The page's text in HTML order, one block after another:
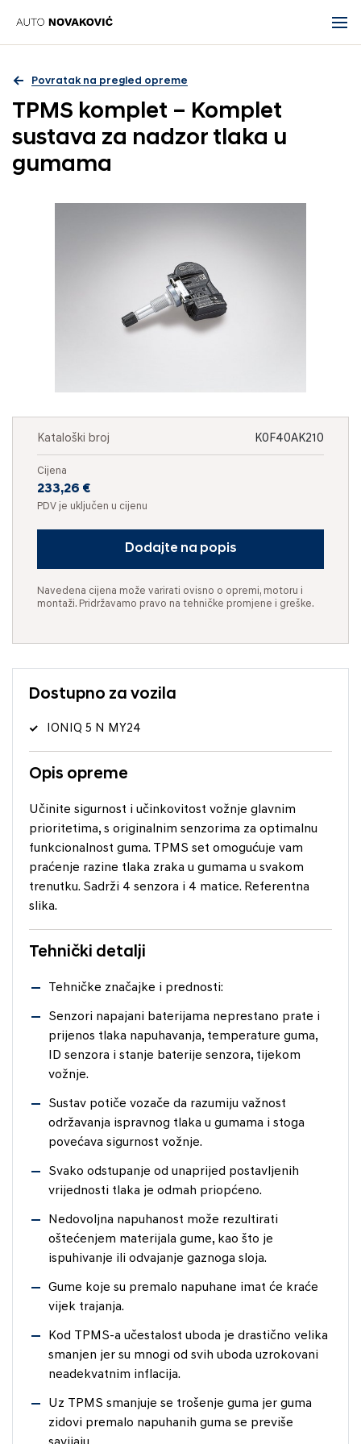
Povratak na pregled opreme
TPMS komplet – Komplet
sustava za nadzor tlaka u
gumama
Kataloški broj K0F40AK210
Cijena
233,26 €
PDV je uključen u cijenu
Dodajte na popis
Navedena cijena može varirati ovisno o opremi, motoru i
montaži. Pridržavamo pravo na tehničke promjene i greške.
Dostupno za vozila
IONIQ 5 N MY24
Opis opreme
Učinite sigurnost i učinkovitost vožnje glavnim
prioritetima, s originalnim senzorima za optimalnu
funkcionalnost guma. TPMS set omogućuje vam
praćenje razine tlaka zraka u gumama u svakom
trenutku. Sadrži 4 senzora i 4 matice. Referentna
slika.
Tehnički detalji
Tehničke značajke i prednosti:
Senzori napajani baterijama neprestano prate i
prijenos tlaka napuhavanja, temperature guma,
ID senzora i stanje baterije senzora, tijekom
vožnje.
Sustav potiče vozače da razumiju važnost
održavanja ispravnog tlaka u gumama i stoga
povećava sigurnost vožnje.
Svako odstupanje od unaprijed postavljenih
vrijednosti tlaka je odmah priopćeno.
Nedovoljna napuhanost može rezultirati
oštećenjem materijala gume, kao što je
ispuhivanje ili odvajanje gaznoga sloja.
Gume koje su premalo napuhane imat će kraće
vijek trajanja.
Kod TPMS-a učestalost uboda je drastično velika
smanjen jer su mnogi od svih uboda uzrokovani
neadekvatnim inflacija.
Uz TPMS smanjuje se trošenje guma jer guma
zidovi premalo napuhanih guma se previše